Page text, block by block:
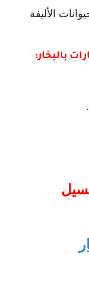
الأليفة
بالبخار:
سيل